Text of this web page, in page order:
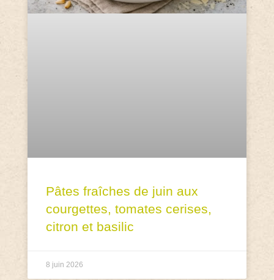
Pâtes fraîches de juin aux
courgettes, tomates cerises,
citron et basilic
8 juin 2026